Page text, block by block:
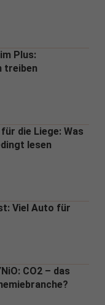
Plus:
treiben
die Liege: Was
lesen
Viel Auto für
CO2 – das